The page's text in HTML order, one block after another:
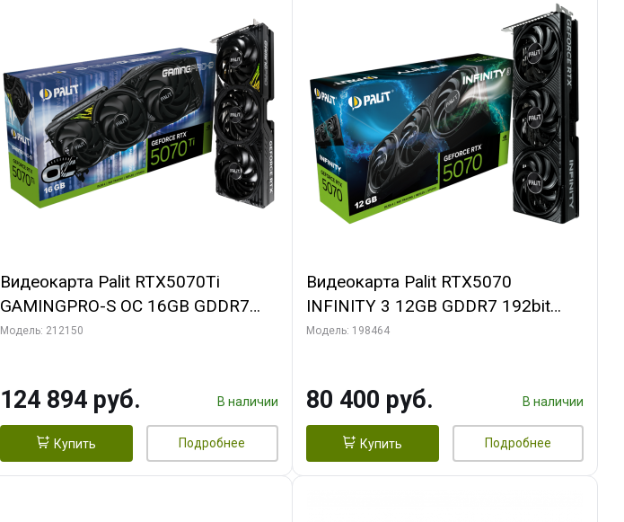
Видеокарта Palit RTX5070Ti
GAMINGPRO-S OC 16GB GDDR7
256bit 3xDP HDMI 3FAN RTL
Модель: 212150
124 894 руб. В наличии
Купить Подробнее
Видеокарта Palit RTX5070
INFINITY 3 12GB GDDR7 192bit
3xDP HDMI 3FAN RTL
Модель: 198464
80 400 руб. В наличии
Купить Подробнее